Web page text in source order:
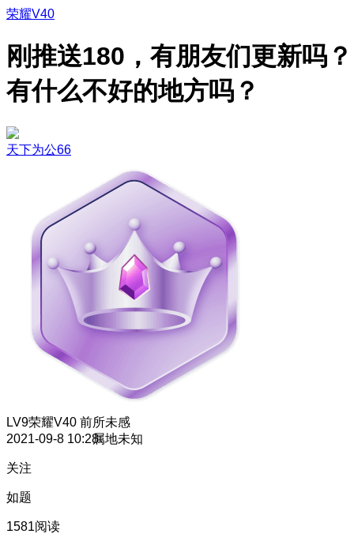
荣耀V40
刚推送180，有朋友们更新吗？
有什么不好的地方吗？
天下为公66
LV9荣耀V40 前所未感
2021-09-8 10:28属地未知
关注
如题
1581阅读